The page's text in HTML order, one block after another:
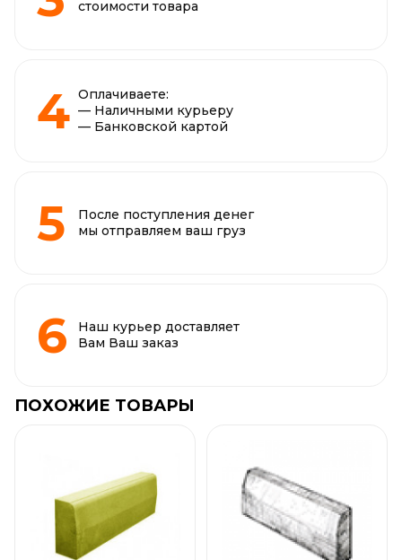
стоимости товара
Оплачиваете:
— Наличными курьеру
— Банковской картой
После поступления денег
мы отправляем ваш груз
Наш курьер доставляет
Вам Ваш заказ
ПОХОЖИЕ ТОВАРЫ